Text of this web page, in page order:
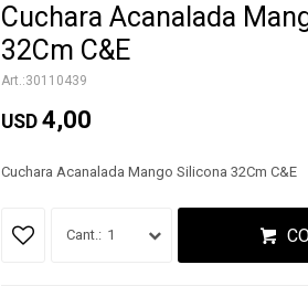
Cuchara Acanalada
32Cm C&E
30110439
USD 4,00
Cuchara Acanalada Mango Silicona 32Cm C&E
1